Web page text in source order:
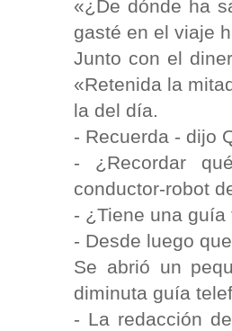
«¿De dónde ha
gasté en el viaje
Junto con el
«Retenida la
la del día.
- Recuerda - dijo
- ¿Recordar
conductor-robot
- ¿Tiene una
- Desde luego
Se abrió un
diminuta guía
- La redacción